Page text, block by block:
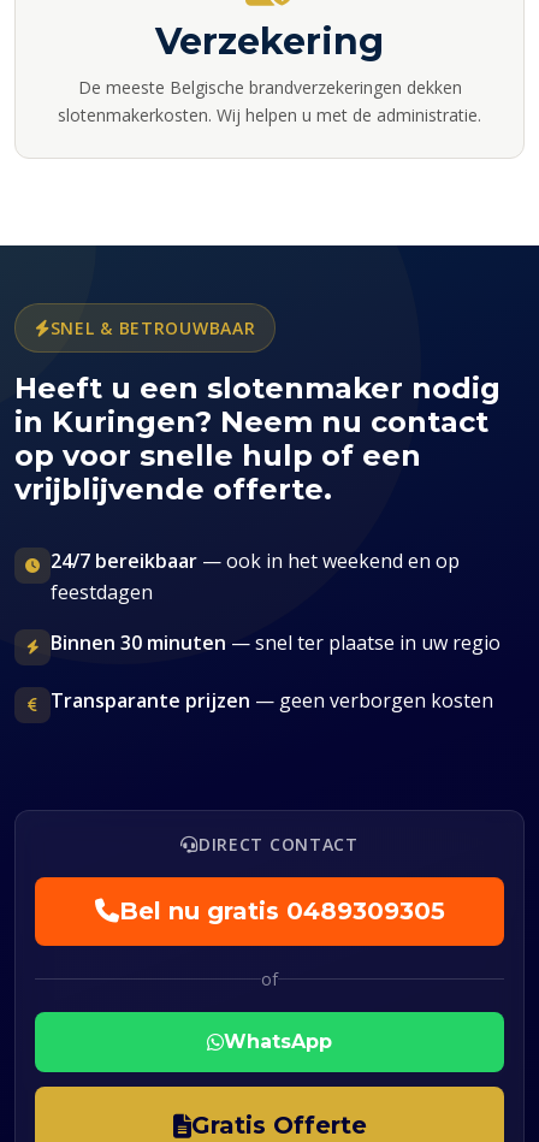
Verzekering
De meeste Belgische brandverzekeringen dekken
slotenmakerkosten. Wij helpen u met de administratie.
SNEL & BETROUWBAAR
Heeft u een slotenmaker nodig
in Kuringen? Neem nu contact
op voor snelle hulp of een
vrijblijvende offerte.
24/7 bereikbaar — ook in het weekend en op
feestdagen
Binnen 30 minuten — snel ter plaatse in uw regio
Transparante prijzen — geen verborgen kosten
DIRECT CONTACT
Bel nu gratis 0489309305
of
WhatsApp
Gratis Offerte